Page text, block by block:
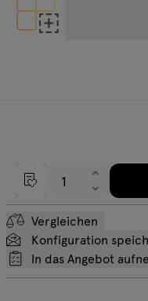
Vergleichen
Konfiguration
In das Angebot